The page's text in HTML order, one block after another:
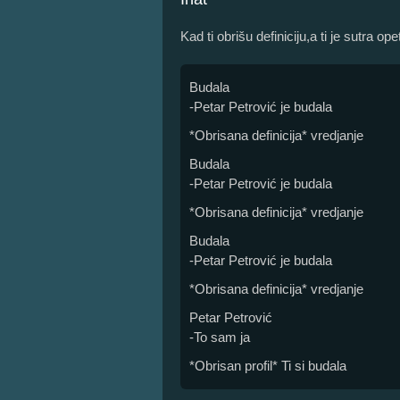
Kad ti obrišu definiciju,a ti je sutra
Budala
-Petar Petrović je budala
*Obrisana definicija* vredjanje
Budala
-Petar Petrović je budala
*Obrisana definicija* vredjanje
Budala
-Petar Petrović je budala
*Obrisana definicija* vredjanje
Petar Petrović
-To sam ja
*Obrisan profil* Ti si budala